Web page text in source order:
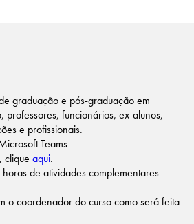
graduação e pós-graduação em
professores, funcionários, ex-alunos,
e profissionais.
Teams
clique aqui.
de atividades complementares
o coordenador do curso como será feita